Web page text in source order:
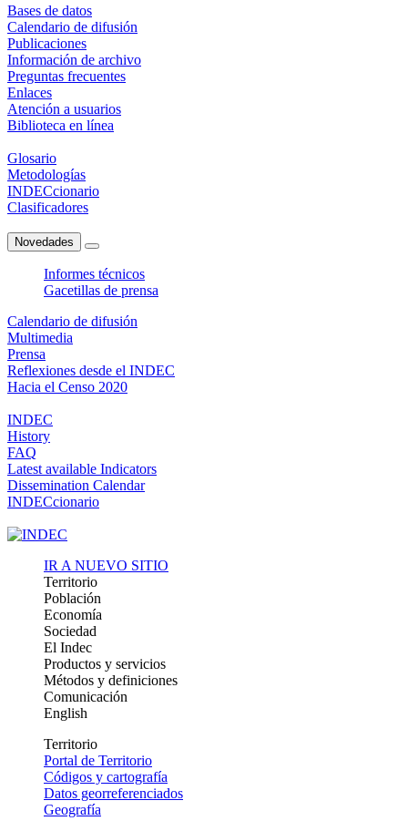
Bases de datos
Calendario de difusión
Publicaciones
Información de archivo
Preguntas frecuentes
Enlaces
Atención a usuarios
Biblioteca en línea
Glosario
Metodologías
INDECcionario
Clasificadores
Novedades
Informes técnicos
Gacetillas de prensa
Calendario de difusión
Multimedia
Prensa
Reflexiones desde el INDEC
Hacia el Censo 2020
INDEC
History
FAQ
Latest available Indicators
Dissemination Calendar
INDECcionario
IR A NUEVO SITIO
Territorio
Población
Economía
Sociedad
El Indec
Productos y servicios
Métodos y definiciones
Comunicación
English
Territorio
Portal de Territorio
Códigos y cartografía
Datos georreferenciados
Geografía